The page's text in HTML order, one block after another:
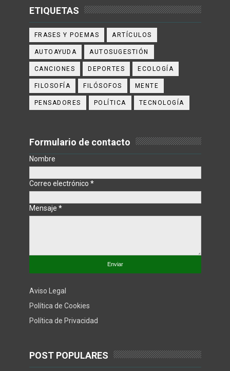
ETIQUETAS
FRASES Y POEMAS ARTÍCULOS
AUTOAYUDA AUTOSUGESTIÓN
CANCIONES DEPORTES ECOLOGÍA
FILOSOFÍA FILÓSOFOS MENTE
PENSADORES POLÍTICA TECNOLOGÍA
Formulario de contacto
Nombre
Correo electrónico *
Mensaje *
Aviso Legal
Política de Cookies
Política de Privacidad
POST POPULARES